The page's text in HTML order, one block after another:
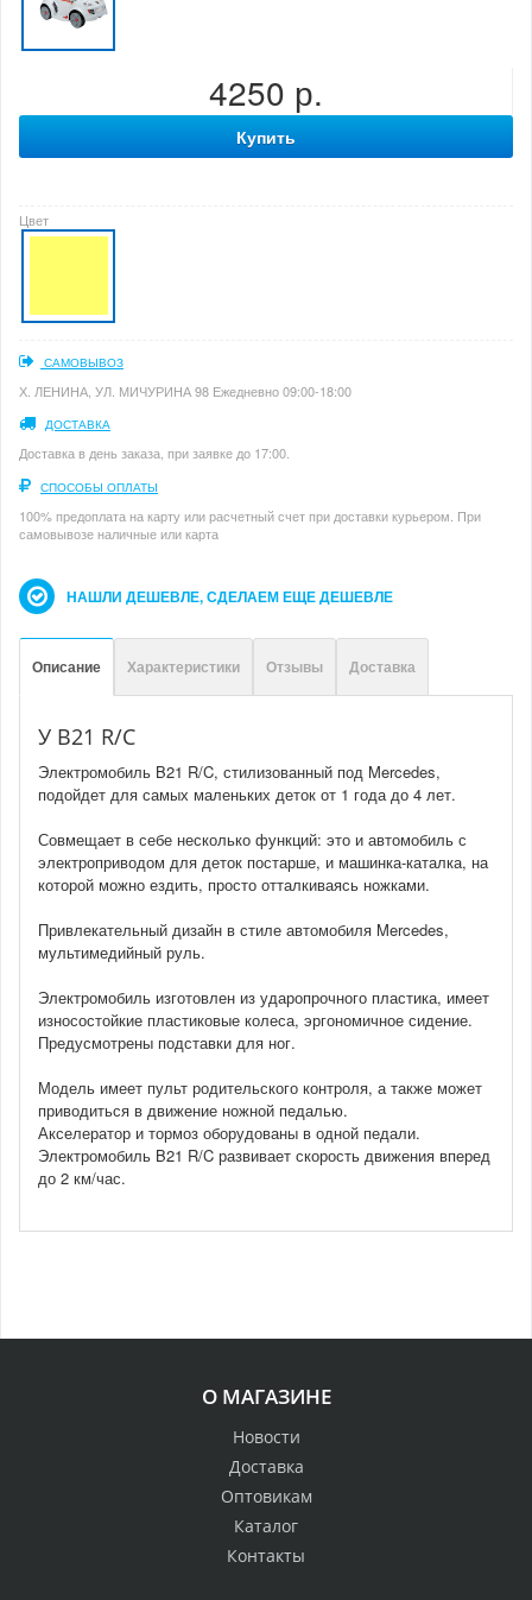
4250 р.
Купить
Цвет
САМОВЫВОЗ
Х. ЛЕНИНА, УЛ. МИЧУРИНА 98 Ежедневно 09:00-18:00
ДОСТАВКА
Доставка в день заказа, при заявке до 17:00.
СПОСОБЫ ОПЛАТЫ
100% предоплата на карту или расчетный счет при доставки курьером. При
самовывозе наличные или карта
НАШЛИ ДЕШЕВЛЕ, СДЕЛАЕМ ЕЩЕ ДЕШЕВЛЕ
Описание Характеристики Отзывы Доставка
У B21 R/C
Электромобиль B21 R/C, стилизованный под Mercedes,
подойдет для самых маленьких деток от 1 года до 4 лет.
Совмещает в себе несколько функций: это и автомобиль с
электроприводом для деток постарше, и машинка-каталка, на
которой можно ездить, просто отталкиваясь ножками.
Привлекательный дизайн в стиле автомобиля Mercedes,
мультимедийный руль.
Электромобиль изготовлен из ударопрочного пластика, имеет
износостойкие пластиковые колеса, эргономичное сидение.
Предусмотрены подставки для ног.
Модель имеет пульт родительского контроля, а также может
приводиться в движение ножной педалью.
Акселератор и тормоз оборудованы в одной педали.
Электромобиль B21 R/C развивает скорость движения вперед
до 2 км/час.
О МАГАЗИНЕ
Новости
Доставка
Оптовикам
Каталог
Контакты